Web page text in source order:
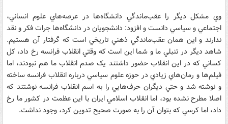
وي مشکل ديگر را عقب‌ماندگي دانشگاه‌ها در عرصه‌هاي علوم انساني،
اجتماعي و سياسي دانست و افزود: دانشجويان در دانشگاه‌ها جرات فکر و نقد
ندارند و اين همان عقب‌ماندگي ذهني تاريخي است که گرفتار آن هستيم.
شاهد ديگر در تنبلي ما و شما اين است که وقتي انقلاب فرانسه رخ داد، کل
کساني که در اين انقلاب حضور داشتند يک صدم انقلاب ما هم نبودند، اما
فيلم‌ها و رمان‌هاي زيادي در حوزه علوم سياسي درباره انقلاب فرانسه ساخته
و نوشته شد و حتي ديگران حرف‌هايي را به اسم انقلاب فرانسه نوشتند که
اصلا مطرح نشده بود، اما انقلاب اسلامي ايران با اين عظمت در کشور ما رخ
داد، اما کرسي که بتوان آن را به صورت صحيح تدوين کرد، وجود نداشت.